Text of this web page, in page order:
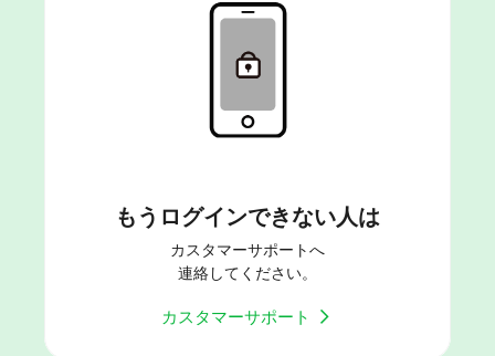
もうログインできない人は
カスタマーサポートへ
連絡してください。
カスタマーサポート